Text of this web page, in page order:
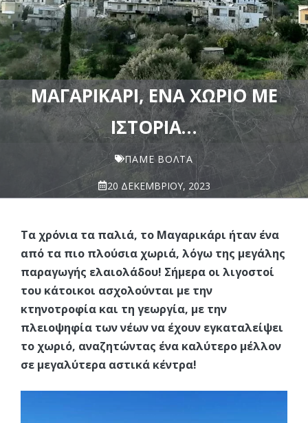
ΜΑΓΑΡΙΚΆΡΙ, ΈΝΑ ΧΩΡΙΌ ΜΕ
ΙΣΤΟΡΊΑ…
ΠΆΜΕ ΒΌΛΤΑ
20 ΔΕΚΕΜΒΡΊΟΥ, 2023
Τα χρόνια τα παλιά, το Μαγαρικάρι ήταν ένα
από τα πιο πλούσια χωριά, λόγω της μεγάλης
παραγωγής ελαιολάδου! Σήμερα οι λιγοστοί
του κάτοικοι ασχολούνται με την
κτηνοτροφία και τη γεωργία, με την
πλειοψηφία των νέων να έχουν εγκαταλείψει
το χωριό, αναζητώντας ένα καλύτερο μέλλον
σε μεγαλύτερα αστικά κέντρα!